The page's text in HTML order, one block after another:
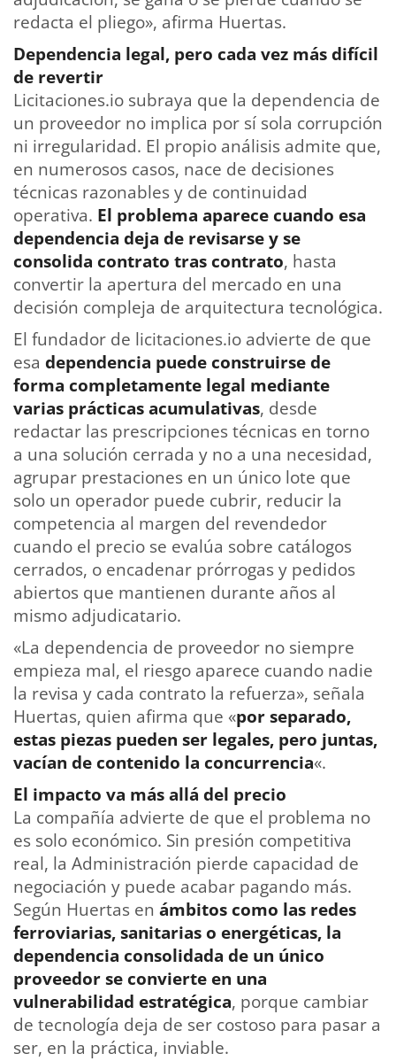
redacta el pliego», afirma Huertas.
Dependencia legal, pero cada vez más difícil
de revertir
Licitaciones.io subraya que la dependencia de
un proveedor no implica por sí sola corrupción
ni irregularidad. El propio análisis admite que,
en numerosos casos, nace de decisiones
técnicas razonables y de continuidad
operativa. El problema aparece cuando esa
dependencia deja de revisarse y se
consolida contrato tras contrato, hasta
convertir la apertura del mercado en una
decisión compleja de arquitectura tecnológica.
El fundador de licitaciones.io advierte de que
esa dependencia puede construirse de
forma completamente legal mediante
varias prácticas acumulativas, desde
redactar las prescripciones técnicas en torno
a una solución cerrada y no a una necesidad,
agrupar prestaciones en un único lote que
solo un operador puede cubrir, reducir la
competencia al margen del revendedor
cuando el precio se evalúa sobre catálogos
cerrados, o encadenar prórrogas y pedidos
abiertos que mantienen durante años al
mismo adjudicatario.
«La dependencia de proveedor no siempre
empieza mal, el riesgo aparece cuando nadie
la revisa y cada contrato la refuerza», señala
Huertas, quien afirma que «por separado,
estas piezas pueden ser legales, pero juntas,
vacían de contenido la concurrencia«.
El impacto va más allá del precio
La compañía advierte de que el problema no
es solo económico. Sin presión competitiva
real, la Administración pierde capacidad de
negociación y puede acabar pagando más.
Según Huertas en ámbitos como las redes
ferroviarias, sanitarias o energéticas, la
dependencia consolidada de un único
proveedor se convierte en una
vulnerabilidad estratégica, porque cambiar
de tecnología deja de ser costoso para pasar a
ser, en la práctica, inviable.